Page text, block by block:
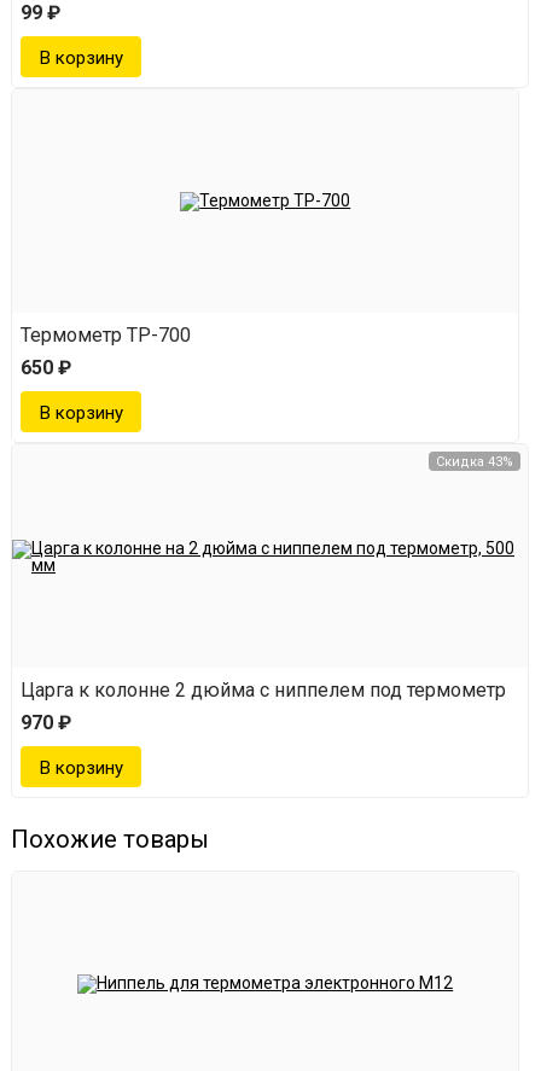
99 ₽
Термометр ТР-700
650 ₽
Скидка 43%
Царга к колонне 2 дюйма с ниппелем под термометр
970 ₽
Похожие товары